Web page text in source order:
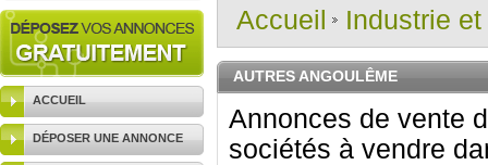
ACCUEIL
DÉPOSER UNE ANNONCE
vendre.
Et/ou déposergratuitement
RECHERCHER UNE
ANNONCE
Accueil Industrie
AUTRES ANGOULÊME
Annonces de vente
sociétés à vendre